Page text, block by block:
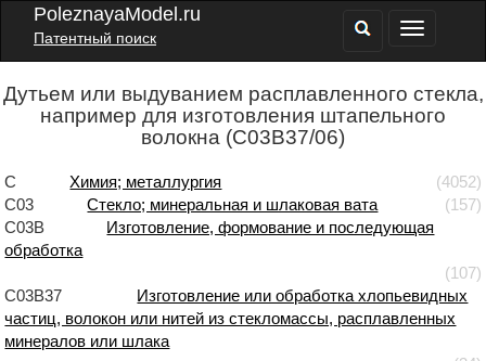
PoleznayaModel.ru
Патентный поиск
Дутьем или выдуванием расплавленного стекла,
например для изготовления штапельного
волокна (C03B37/06)
C Химия; металлургия
(4052)
C03
Стекло; минеральная и шлаковая вата
(157)
C03B
Изготовление, формование и последующая
обработка
(107)
C03B37
Изготовление или обработка хлопьевидных
частиц, волокон или нитей из стекломассы, расплавленных
минералов или шлака